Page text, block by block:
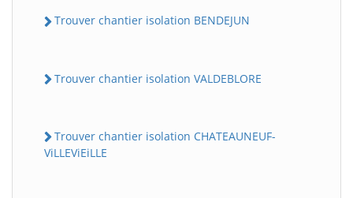
Trouver chantier isolation BENDEJUN
Trouver chantier isolation VALDEBLORE
Trouver chantier isolation CHATEAUNEUF-
ViLLEViEiLLE